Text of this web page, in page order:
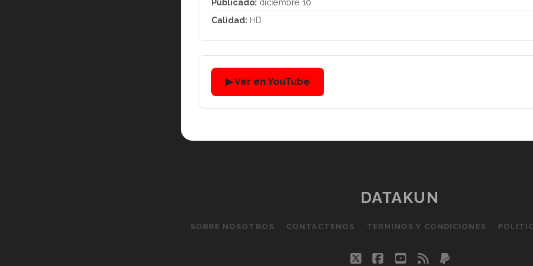
Publicado: diciembre 10
Calidad: HD
▶ Ver en YouTube
DATAKUN
SOBRE NOSOTROS CONTÁCTENOS TÉRMINOS Y CONDICIONES
twitterfacebook
youtube
rss paypal